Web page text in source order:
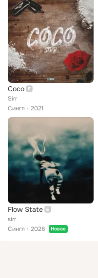
Coco
Sirr
Сингл
2021
Flow State
sirr
Сингл
2026 Новое